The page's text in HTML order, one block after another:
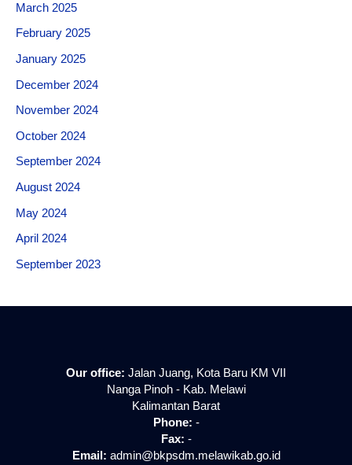
March 2025
February 2025
January 2025
December 2024
November 2024
October 2024
September 2024
August 2024
May 2024
April 2024
September 2023
Our office: Jalan Juang, Kota Baru KM VII
Nanga Pinoh - Kab. Melawi
Kalimantan Barat
Phone: -
Fax: -
Email: admin@bkpsdm.melawikab.go.id